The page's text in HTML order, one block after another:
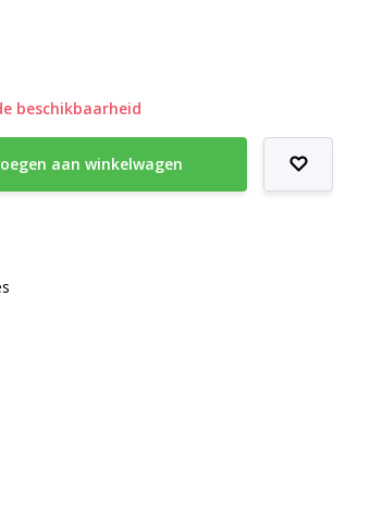
beschikbaarheid
aan winkelwagen